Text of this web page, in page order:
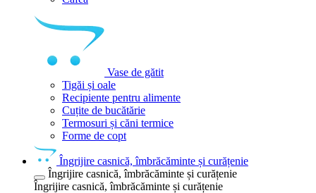
Vase de gătit
Tigăi și oale
Recipiente pentru alimente
Cuțite de bucătărie
Termosuri și căni termice
Forme de copt
Îngrijire casnică, îmbrăcăminte și curățenie
Îngrijire casnică, îmbrăcăminte și curățenie
Îngrijire casnică, îmbrăcăminte și curățenie